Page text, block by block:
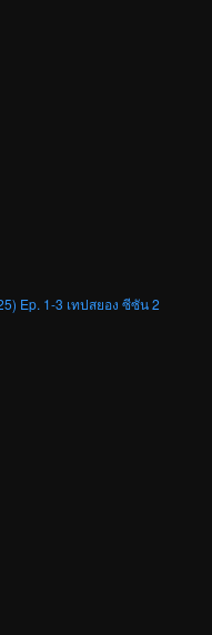
Ep. 1-3 เทปสยอง ซีซัน 2